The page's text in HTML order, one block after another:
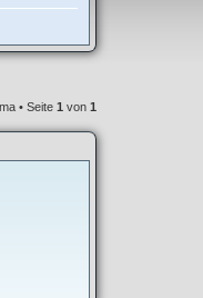
• Seite 1 von 1